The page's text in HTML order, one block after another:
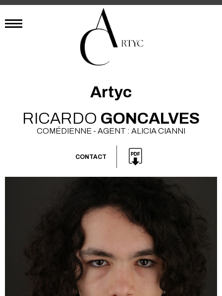
Artyc
RICARDO GONCALVES
COMÉDIENNE - AGENT : ALICIA CIANNI
CONTACT